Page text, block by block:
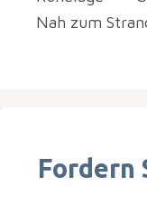
Nah zum
Fordern